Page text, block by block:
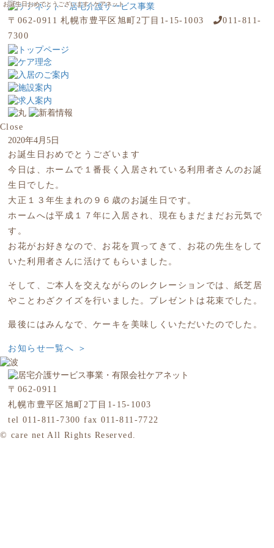
お誕生日おめでとうございます | ケアネット
〒062-0911 札幌市豊平区旭町2丁目1-15-1003
011-811-
7300
Close
2020年4月5日
お誕生日おめでとうございます
今日は、ホームで１番長く入居されている利用者さんのお誕
生日でした。
大正１３年生まれの９６歳のお誕生日です。
ホームへは平成１７年に入居され、現在もまだまだお元気で
す。
お花がお好きなので、お花を買ってきて、お花の先生をして
いた利用者さんに活けてもらいました。
そして、ご本人を交えながらのレクレーションでは、紙芝居
やことわざクイズを行いました。プレゼントは花束でした。
最後にはみんなで、ケーキを美味しくいただいたのでした。
お知らせ一覧へ ＞
〒062-0911
札幌市豊平区旭町2丁目1-15-1003
tel 011-811-7300 fax 011-811-7722
© care net All Rights Reserved.